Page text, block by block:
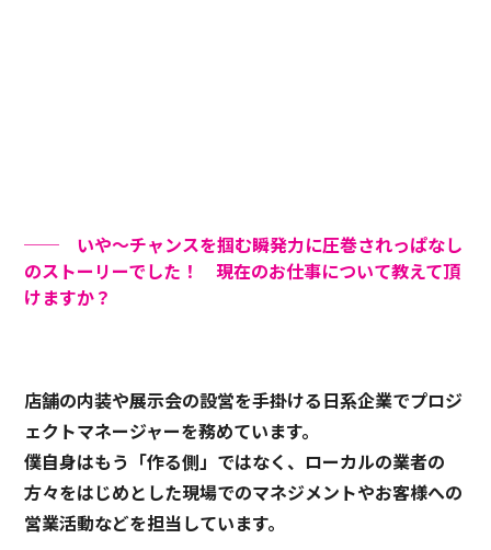
── いや〜チャンスを掴む瞬発力に圧巻されっぱなし
のストーリーでした！ 現在のお仕事について教えて頂
けますか？
店舗の内装や展示会の設営を手掛ける日系企業でプロジ
ェクトマネージャーを務めています。
僕自身はもう「作る側」ではなく、ローカルの業者の
方々をはじめとした現場でのマネジメントやお客様への
営業活動などを担当しています。